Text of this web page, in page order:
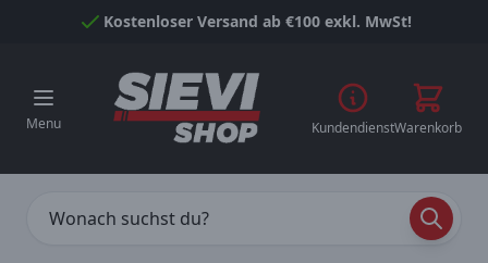
Skip to ContentKostenloser Versand ab €100 exkl. MwSt!
Menu KundendienstWarenkorb